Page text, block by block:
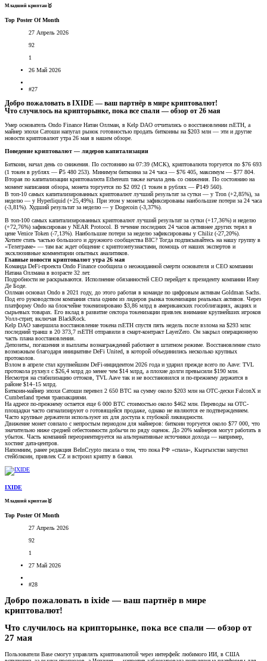
Младший криптан🥇
Top Poster Of Month
27 Апрель 2026
92
1
26 Май 2026
#27
Добро пожаловать в IXIDE — ваш партнёр в мире криптовалют!
Что случилось на крипторынке, пока все спали — обзор от 26 мая​
Умер основатель Ondo Finance Натан Оллман, в Kelp DAO отчитались о восстановлении rsETH, а
майнер эпохи Сатоши напугал рынок готовностью продать биткоины на $203 млн — эти и другие
новости криптовалют утра 26 мая в нашем обзоре.
Поведение криптовалют — лидеров капитализации
Биткоин, начал день со снижения. По состоянию на 07:39 (МСК), криптовалюта торгуется по $76 693
(1 токен в рублях — ₽5 480 253). Минимум биткоина за 24 часа — $76 405, максимум — $77 804.
Вторая по капитализации криптовалюта Ethereum также начала день со снижения. По состоянию на
момент написания обзора, монета торгуется по $2 092 (1 токен в рублях — ₽149 560).
В топ-10 самых капитализированных криптовалют лучший результат за сутки — у Tron (+2,85%), за
неделю — у Hyperliquid (+25,49%). При этом у монеты зафиксированы наибольшие потери за 24 часа
(-3,81%). Худший результат за неделю — у Dogecoin (-3,37%).
В топ-100 самых капитализированных криптовалют лучший результат за сутки (+17,36%) и неделю
(+72,76%) зафиксирован у NEAR Protocol. В течение последних 24 часов активнее других терял в
цене Venice Token (-7,13%). Наибольшие потери за неделю зафиксированы у Chiliz (-27,20%).
Хотите стать частью большого и дружного сообщества BIC? Тогда подписывайтесь на нашу группу в
«Телеграме» — там вас ждет общение с криптоэнтузиастами, помощь от наших экспертов и
эксклюзивные комментарии опытных аналитиков.
Главные новости криптовалют утра 26 мая
Команда DeFi-проекта Ondo Finance сообщила о неожиданной смерти основателя и CEO компании
Натана Оллмана в возрасте 32 лет.
Подробности не раскрываются. Исполнение обязанностей CEO перейдет к президенту компании Иэну
Де Боде.
Оллман основал Ondo в 2021 году, до этого работая в команде по цифровым активам Goldman Sachs.
Под его руководством компания стала одним из лидеров рынка токенизации реальных активов. Через
платформу Ondo на блокчейне токенизировано $3,86 млрд в американских гособлигациях, акциях и
сырьевых товарах. Его вклад в развитие сектора токенизации привлек внимание крупнейших игроков
Уолл-стрит, включая BlackRock.
Kelp DAO завершила восстановление токена rsETH спустя пять недель после взлома на $293 млн:
последний транш в 20 373,7 rsETH отправили в смарт-контракт LayerZero. Он закрыл операционную
часть плана восстановления.
Депозиты, погашения и выплаты вознаграждений работают в штатном режиме. Восстановление стало
возможным благодаря инициативе DeFi United, в которой объединились несколько крупных
протоколов.
Взлом в апреле стал крупнейшим DeFi-инцидентом 2026 года и ударил прежде всего по Aave: TVL
протокола рухнул с $26,4 млрд до менее чем $14 млрд, а плохие долги превысили $190 млн.
Несмотря на стабилизацию оттоков, TVL Aave так и не восстановился и по-прежнему держится в
районе $14–15 млрд.
Биткоин-майнер эпохи Сатоши перевел 2 650 BTC на сумму около $203 млн на OTC-дески FalconX и
Cumberland тремя транзакциями.
На адресе по-прежнему остается еще 6 000 BTC стоимостью около $462 млн. Переводы на OTC-
площадки часто сигнализируют о готовящейся продаже, однако не являются ее подтверждением.
Часто крупные держатели используют их для доступа к глубокой ликвидности.
Движение монет совпало с непростым периодом для майнеров: биткоин торгуется около $77 000, что
значительно ниже средней себестоимости добычи по ряду оценок. До 20% майнеров могут работать в
убыток. Часть компаний переориентируется на альтернативные источники дохода — например,
хостинг дата-центров.
Напомним, ранее редакция BeInCrypto писала о том, что пока РФ «спала», Кыргызстан запустил
стейблкоин, привлек CZ и встроил крипту в банки.
IXIDE
Младший криптан🥇
Top Poster Of Month
27 Апрель 2026
92
1
27 Май 2026
#28
Добро пожаловать в ixide — ваш партнёр в мире
криптовалют!​
Что случилось на крипторынке, пока все спали — обзор от
27 мая​
Пользователи Base смогут управлять криптовалютой через интерфейс любимого ИИ, в США